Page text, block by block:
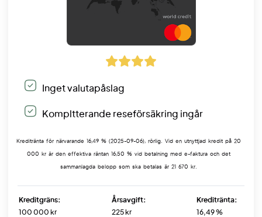
Inget valutapåslag
Kompltterande reseförsäkring ingår
Kreditränta för närvarande 16,49 % (2025-09-06), rörlig. Vid en utnyttjad kredit på 20
000 kr är den effektiva räntan 16,50 % vid betalning med e-faktura och det
sammanlagda belopp som ska betalas är 21 670 kr.
Kreditgräns:
100 000 kr
Årsavgift:
225 kr
Kreditränta:
16,49 %